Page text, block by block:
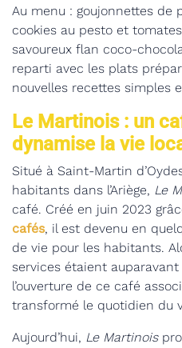
Au menu : goujonnettes de
cookies au pesto et
savoureux flan coco-
reparti avec les plats
nouvelles recettes simples
Le Martinois : un
dynamise la vie
Situé à Saint-Martin
habitants dans l’Ariège, Le
café. Créé en juin 2023
cafés, il est devenu en
de vie pour les habitants.
services étaient
l’ouverture de ce café
transformé le quotidien du
Aujourd’hui, Le Martinois